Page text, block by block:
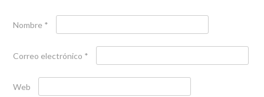
Nombre *
Correo electrónico *
Web